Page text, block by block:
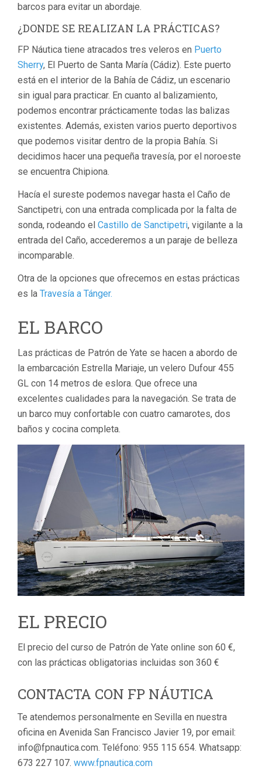
barcos para evitar un abordaje.
¿DONDE SE REALIZAN LA PRÁCTICAS?
FP Náutica tiene atracados tres veleros en Puerto
Sherry, El Puerto de Santa María (Cádiz). Este puerto
está en el interior de la Bahía de Cádiz, un escenario
sin igual para practicar. En cuanto al balizamiento,
podemos encontrar prácticamente todas las balizas
existentes. Además, existen varios puerto deportivos
que podemos visitar dentro de la propia Bahía. Si
decidimos hacer una pequeña travesía, por el noroeste
se encuentra Chipiona.
Hacía el sureste podemos navegar hasta el Caño de
Sanctipetri, con una entrada complicada por la falta de
sonda, rodeando el Castillo de Sanctipetri, vigilante a la
entrada del Caño, accederemos a un paraje de belleza
incomparable.
Otra de la opciones que ofrecemos en estas prácticas
es la Travesía a Tánger.
EL BARCO
Las prácticas de Patrón de Yate se hacen a abordo de
la embarcación Estrella Mariaje, un velero Dufour 455
GL con 14 metros de eslora. Que ofrece una
excelentes cualidades para la navegación. Se trata de
un barco muy confortable con cuatro camarotes, dos
baños y cocina completa.
EL PRECIO
El precio del curso de Patrón de Yate online son 60 €,
con las prácticas obligatorias incluidas son 360 €
CONTACTA CON FP NÁUTICA
Te atendemos personalmente en Sevilla en nuestra
oficina en Avenida San Francisco Javier 19, por email:
info@fpnautica.com. Teléfono: 955 115 654. Whatsapp:
673 227 107. www.fpnautica.com